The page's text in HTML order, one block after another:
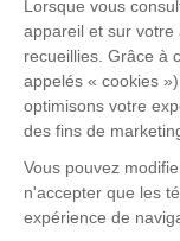
ET
Location